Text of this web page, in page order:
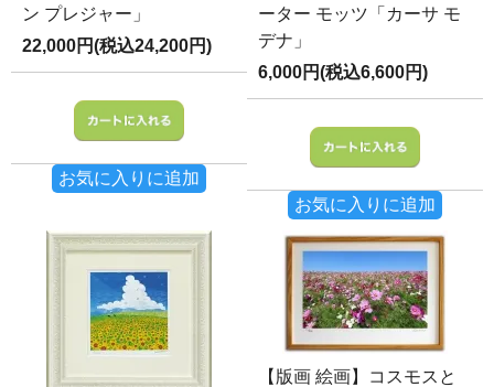
ン プレジャー」
22,000円(税込24,200円)
お気に入りに追加
ーター モッツ「カーサ モ
デナ」
6,000円(税込6,600円)
お気に入りに追加
【版画 絵画】コスモスと